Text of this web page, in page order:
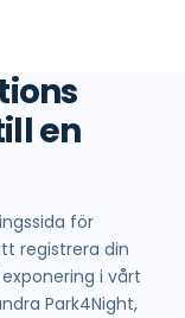
en
för
registrera din
i vårt
Park4Night,